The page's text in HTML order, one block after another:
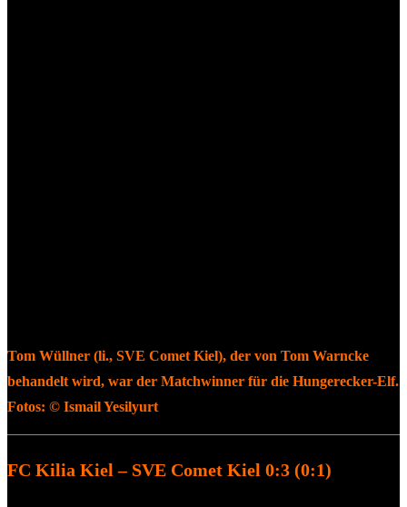
Tom Wüllner (li., SVE Comet Kiel), der von Tom Warncke
behandelt wird, war der Matchwinner für die Hungerecker-Elf.
Fotos: © Ismail Yesilyurt
FC Kilia Kiel – SVE Comet Kiel 0:3 (0:1)